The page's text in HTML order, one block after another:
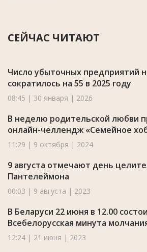
СЕЙЧАС ЧИТАЮТ
Число убыточных предприятий
сократилось на 55 в 2025 году
08:45 | 30 января | 2026
В неделю родительской любви
онлайн-челлендж «Семейное
11:29 | 9 октября | 2024
9 августа отмечают день
Пантелеймона
00:03 | 9 августа | 2023
В Беларуси 22 июня в 12.00
Всебелорусская минута
12:24 | 21 июня | 2023